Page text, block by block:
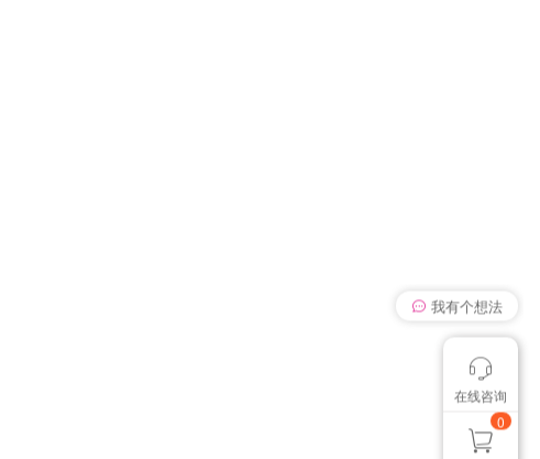
我有个想法
想找个色卡
颜色管控讨论
在线咨询
0